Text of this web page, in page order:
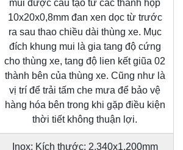
mui được cấu tạo từ các thanh hộp
10x20x0,8mm đan xen dọc từ trước
ra sau thao chiều dài thùng xe. Mục
đích khung mui là gia tang độ cứng
cho thùng xe, tang độ lien kết giũa 02
thành bên của thùng xe. Cũng như là
vị trí để trải tấm che mưa để bảo vệ
hàng hóa bên trong khi gặp điều kiện
thời tiết không thuận lợi.
Inox: Kích thước: 2.340x1.200mm